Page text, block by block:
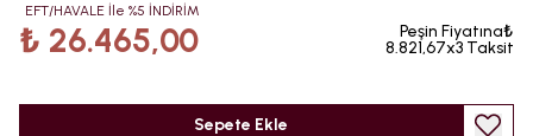
EFT/HAVALE İle %5 İNDİRİM
₺ 26.465,00
Peşin Fiyatına₺
8.821,67x3 Taksit
Sepete Ekle